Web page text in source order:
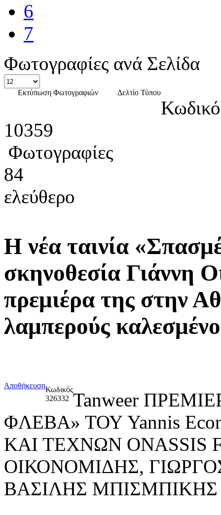
6
7
Φωτογραφίες ανά Σελίδα
Εκτύπωση Φωτογραφιών Δελτίο Τύπου
10359
Φωτογραφίες
84
ελεύθερο
Η νέα ταινία
σκηνοθεσία Γιάννη
πρεμιέρα της στην
λαμπερούς
ΑποθήκευσηΚωδικός
326332 Tanweer
ΦΛΕΒΑ» ΤΟΥ Yannis
ΚΑΙ ΤΕΧΝΩΝ ONASSIS
ΟΙΚΟΝΟΜΙΔΗΣ,
ΒΑΣΙΛΗΣ ΜΠΙΣΜΠΙΚΗΣ